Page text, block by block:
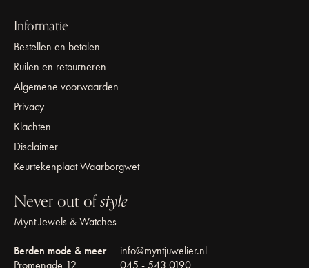
Informatie
Bestellen en betalen
Ruilen en retourneren
Algemene voorwaarden
Privacy
Klachten
Disclaimer
Keurtekenplaat Waarborgwet
Never out ofstyle
Mynt Jewels & Watches
Berden mode & meer
Promenade 12
info@myntjuwelier.nl
045 - 543 0190